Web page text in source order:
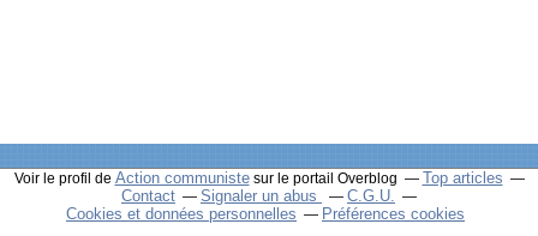
Voir le profil de Action communistesur le portail Overblog
Top articles
Contact
Signaler un abus
C.G.U.
Cookies et données personnelles
Préférences cookies